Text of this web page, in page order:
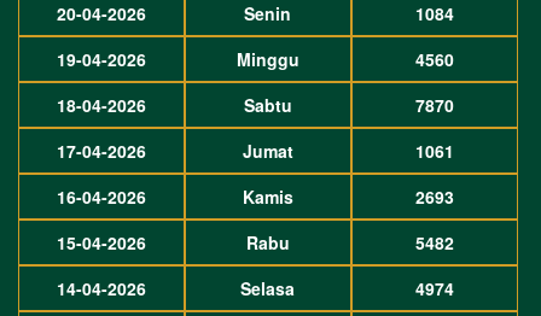
20-04-2026
Senin
1084
19-04-2026
Minggu
4560
18-04-2026
Sabtu
7870
17-04-2026
Jumat
1061
16-04-2026
Kamis
2693
15-04-2026
Rabu
5482
14-04-2026
Selasa 4974